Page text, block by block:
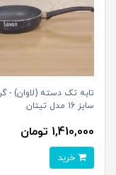
تابه تک دسته (لاوان) -
سایز 16 مدل تیتان
1,410,000 تومان